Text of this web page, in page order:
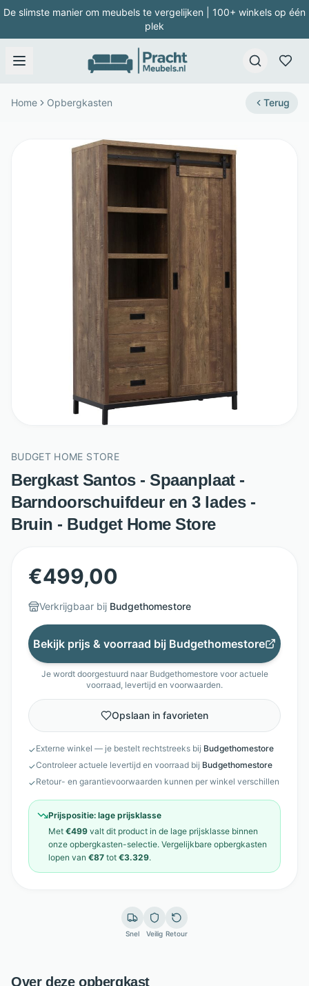
De slimste manier om meubels te vergelijken | 100+ winkels op één
plek
Home Opbergkasten Terug
BUDGET HOME STORE
Bergkast Santos - Spaanplaat -
Barndoorschuifdeur en 3 lades -
Bruin - Budget Home Store
€499,00
Verkrijgbaar bij Budgethomestore
Bekijk prijs & voorraad bij Budgethomestore
Je wordt doorgestuurd naar Budgethomestorevoor actuele
voorraad, levertijd en voorwaarden.
Opslaan in favorieten
✓Externe winkel — je bestelt rechtstreeks bij Budgethomestore
✓Controleer actuele levertijd en voorraad bij Budgethomestore
✓Retour- en garantievoorwaarden kunnen per winkel verschillen
Prijspositie: lage prijsklasse
Met €499 valt dit product in de lage prijsklasse binnen
onze opbergkasten-selectie. Vergelijkbare opbergkasten
lopen van €87 tot €3.329.
Snel Veilig Retour
Over deze opbergkast